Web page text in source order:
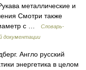
металлические и
Смотри также
с …
Словарь-
документации
Англо русский
энергетика в целом